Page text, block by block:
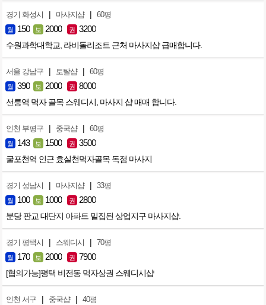
경기 화성시 | 마사지샵 | 60평
월 150 보 2000 권 3200
수원과학대학교, 라비돌리조트 근처 마사지샵 급매합니다.
서울 강남구 | 토탈샵 | 60평
월 390 보 2000 권 8000
선릉역 먹자 골목 스웨디시, 마사지 샵 매매 합니다.
인천 부평구 | 중국샵 | 60평
월 143 보 1500 권 3500
굴포천역 인근 효실천먹자골목 독점 마사지
경기 성남시 | 마사지샵 | 33평
월 100 보 1000 권 2800
분당 판교 대단지 아파트 밀집된 상업지구 마사지샵.
경기 평택시 | 스웨디시 | 70평
월 170 보 2000 권 7900
[협의가능]평택 비전동 먹자상권 스웨디시샵
인천 서구 | 중국샵 | 40평